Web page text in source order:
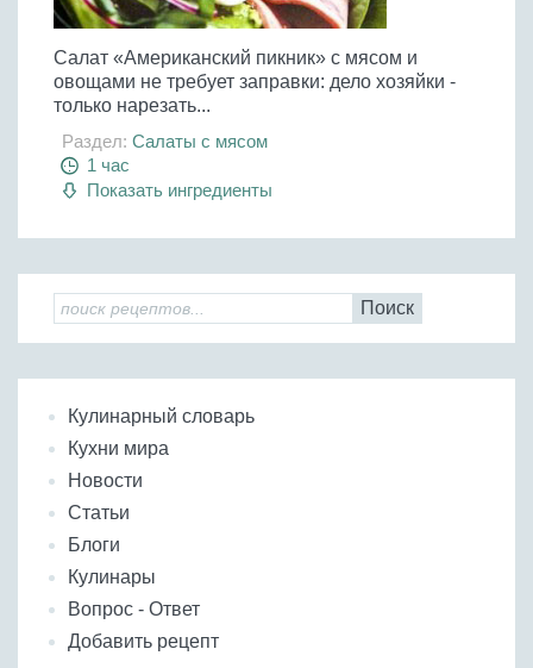
Салат «Американский пикник» с мясом и
овощами не требует заправки: дело хозяйки -
только нарезать...
Раздел: Салаты с мясом
1 час
Показать ингредиенты
Поиск
Кулинарный словарь
Кухни мира
Новости
Статьи
Блоги
Кулинары
Вопрос - Ответ
Добавить рецепт